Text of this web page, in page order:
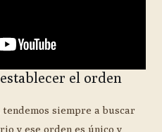
el orden
tendemos siempre a buscar
y ese orden es único y